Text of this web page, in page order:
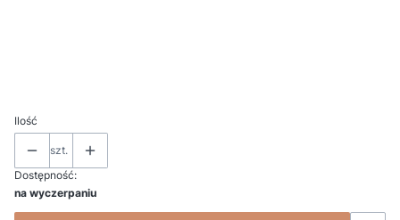
Ilość
szt.
Dostępność:
na wyczerpaniu